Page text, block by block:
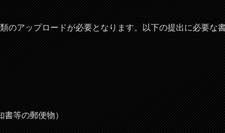
アップロードが必要となります。以下の提出に必要な
書等の郵便物）